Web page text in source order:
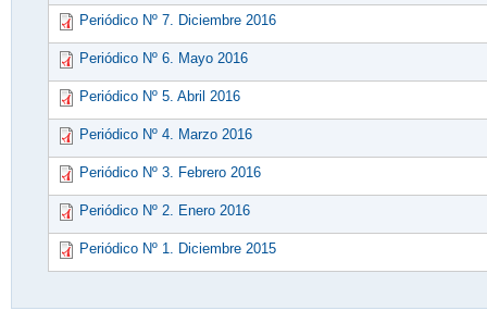
Periódico Nº 7. Diciembre 2016
Periódico Nº 6. Mayo 2016
Periódico Nº 5. Abril 2016
Periódico Nº 4. Marzo 2016
Periódico Nº 3. Febrero 2016
Periódico Nº 2. Enero 2016
Periódico Nº 1. Diciembre 2015